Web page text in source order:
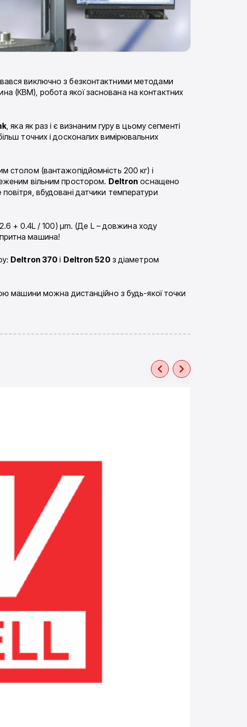
виключно з безконтактними методами
(КВМ), робота якої заснована на контактних
, яка як раз і є визнаним гуру в цьому сегменті
точних і досконалих вимірювальних
столом (вантажопідйомність 200 кг) і
вільним простором. Deltron оснащено
вбудовані датчики температури
+ 0.4L / 100) μm. (Де L – довжина ходу
машина!
Deltron 370 і Deltron 520з діаметром
машини можна дистанційно з будь-якої точки